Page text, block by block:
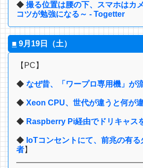
◆ 撮る位置は腰の下、スマホはカ
コツが勉強になる～ - Togetter
■ 9月19日（土）
【PC】
◆ なぜ昔、「ワープロ専用機」が
◆ Xeon CPU、世代が違うと何が
◆ Raspberry Pi経由でドリキャス
◆ IoTコンセントにて、前兆の有
者】